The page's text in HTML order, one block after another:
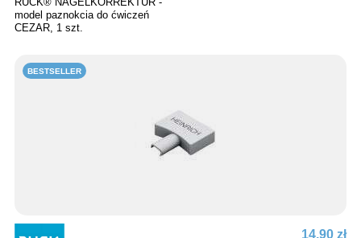
model paznokcia do ćwiczeń
CEZAR, 1 szt.
BESTSELLER
14,90 zł